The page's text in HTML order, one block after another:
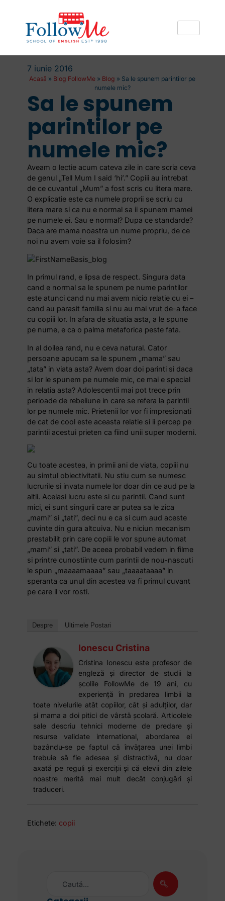
7 iunie 2016
Acasă » Blog FollowMe » Blog » Sa le spunem parintilor pe
numele mic?
Sa le spunem
parintilor pe
numele mic?
Aveam o lectie acum cateva zile in care scria ceva
de genul „Tell Mum I said ‘hi’.” Copiii au intrebat
de ce cuvantul „Mum” a fost scris cu litera mare.
O explicatie este ca numele proprii se scriu cu
litera mare si ca nu e normal sa ii spunem mamei
pe numele ei. Sau e normal? Dupa ce standarde?
Daca are mama noastra un nume propriu, de ce
noi nu avem voie sa il folosim?
In primul rand, e lipsa de respect. Singura data
cand e normal sa le spunem pe nume parintilor
este atunci cand nu mai avem nicio relatie cu ei –
cand au parasit familia si nu au mai vrut de-a face
cu copiii lor. In afara de situatia asta, a le spune
pe nume, e ca o palma metaforica peste fata.
In al doilea rand, nu e ceva natural. Cator
persoane apucam sa le spunem „mama” sau
„tata” in viata asta? Avem doar doi parinti si daca
si lor le spunem pe numele mic, ce mai e special
in relatia asta? Adolescentii mai pot trece prin
perioade de rebeliune in care se refera la parintii
lor pe numele mic. Prietenii lor vor fi impresionati
de cat de cool este aceasta relatie si ii percep pe
parintii acestui prieten ca fiind unii super moderni.
Cu toate acestea, in primii ani de viata, copiii nu
au simtul obiectivitatii. Nu stiu cum se numesc
lucrurile si invata numele lor doar din ce aud pe la
altii. Acelasi lucru este si cu parintii. Cand sunt
mici, ei sunt singurii care ar putea sa le zica
„mami” si „tati”, deci nu e ca si cum aud aceste
cuvinte din gura altcuiva. Nu e niciun mecanism
prestabilit prin care copiii le vor spune automat
„mami” si „tati”. De aceea probabil vedem in filme
si printre cunostiinte cum parintii de nou-nascuti
le spun „maaaamaaaa” sau „taaaataaaa” in
speranta ca unul din acestea va fi primul cuvant
pe care il vor rosti.
Despre Ultimele Postari
Ionescu Cristina
Cristina Ionescu este profesor de
engleză și director de studii la
școlile FollowMe de 19 ani, cu
experiență în predarea limbii la
toate nivelurile atât copiilor, cât și adulților, dar
și mama a doi pitici de vârstă școlară. Articolele
sale descriu tehnici moderne de predare și
resurse validate international, abordarea ei
bazându-se pe faptul că învățarea unei limbi
trebuie să fie adesea și distractivă, nu doar
axată pe reguli și exerciții și că elevii din zilele
noastre merită mai mult decât conjugări și
traduceri.
Etichete: copii